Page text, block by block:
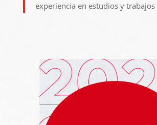
experiencia en estudios y